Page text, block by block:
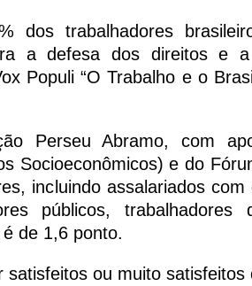
dos trabalhadores
a defesa dos direitos e
Populi “O Trabalho e o
Perseu Abramo, com
Socioeconômicos) e do
incluindo assalariados
públicos, trabalhadores
de 1,6 ponto.
ou muito satisfeitos